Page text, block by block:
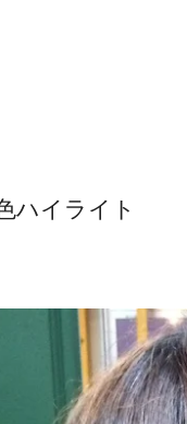
ハイライト